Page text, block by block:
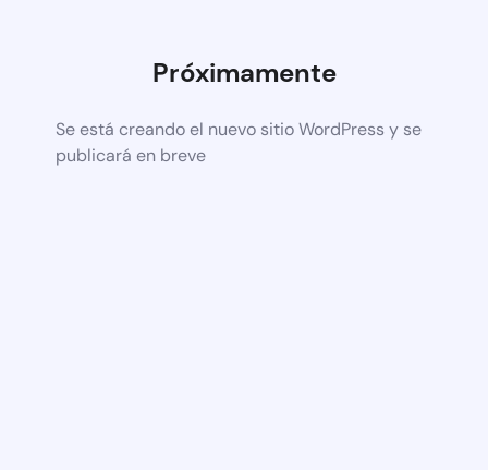
Próximamente
Se está creando el nuevo sitio WordPress y se
publicará en breve